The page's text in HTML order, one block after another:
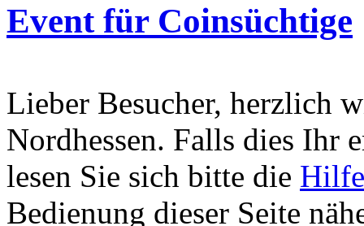
Event für Coinsüchtige
Lieber Besucher, herzlich
Nordhessen. Falls dies Ihr
lesen Sie sich bitte die Hilfe
Bedienung dieser Seite